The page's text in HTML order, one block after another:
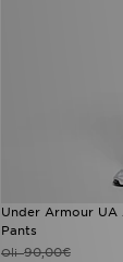
Under Armour
Pants
Oli90,00€